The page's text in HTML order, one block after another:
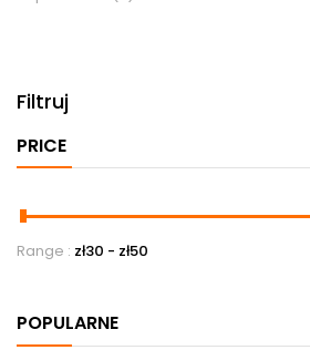
Filtruj
PRICE
Range : zł30 - zł50
POPULARNE